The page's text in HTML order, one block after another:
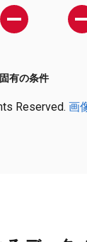
有の条件
Reserved. 画